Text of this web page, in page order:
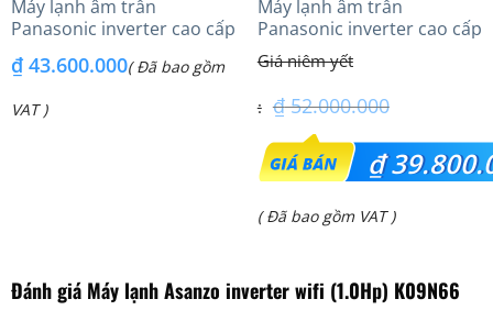
Máy lạnh âm trần
Panasonic inverter cao cấp
48PRH1H8 – 3 Pha
₫43.600.000( Đã bao gồm
VAT )
Máy lạnh âm trần
Panasonic inverter cao cấp
(5.0Hp) S-3448PU3HA/U-
43PRH1H8 – 3 Pha
₫52.000.000
Giá
gốc
là:
₫
Giá
tại
( Đã bao gồm VAT )
Đánh giá Máy lạnh Asanzo inverter wifi (1.0Hp) K09N66